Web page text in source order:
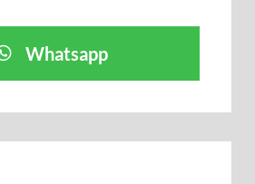
Whatsapp